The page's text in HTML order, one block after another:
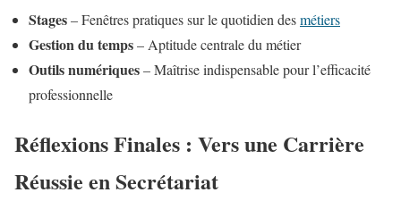
Stages– Fenêtres pratiques sur le quotidien desmétiers
Gestion du temps– Aptitude centrale du métier
Outils numériques– Maîtrise indispensable pour l’efficacité
professionnelle
Réflexions Finales : Vers une Carrière
Réussie en Secrétariat